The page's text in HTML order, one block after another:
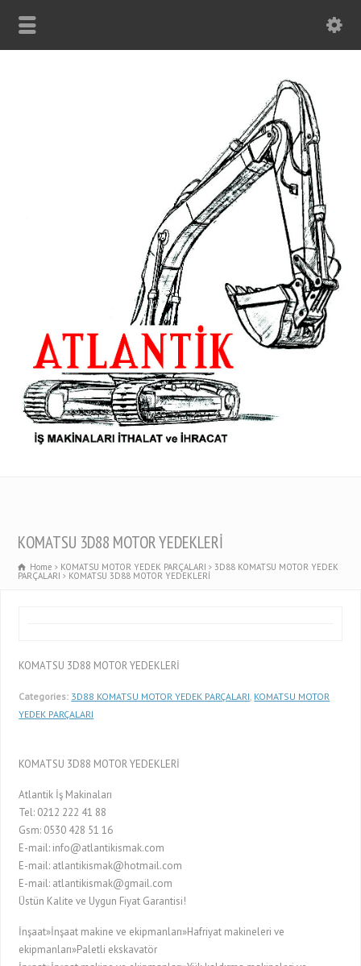
KOMATSU 3D88 MOTOR YEDEKLERİ
Home KOMATSU MOTOR YEDEK PARÇALARI 3D88 KOMATSU MOTOR YEDEK
PARÇALARI KOMATSU 3D88 MOTOR YEDEKLERİ
KOMATSU 3D88 MOTOR YEDEKLERİ
Categories: 3D88 KOMATSU MOTOR YEDEK PARÇALARI KOMATSU MOTOR
YEDEK PARÇALARI
KOMATSU 3D88 MOTOR YEDEKLERİ
Atlantik İş Makinaları
Tel: 0212 222 41 88
Gsm: 0530 428 51 16
E-mail: info@atlantikismak.com
E-mail: atlantikismak@hotmail.com
E-mail: atlantikismak@gmail.com
Üstün Kalite ve Uygun Fiyat Garantisi!
İnşaat»İnşaat makine ve ekipmanları»Hafriyat makineleri ve
ekipmanları»Paletli ekskavatör